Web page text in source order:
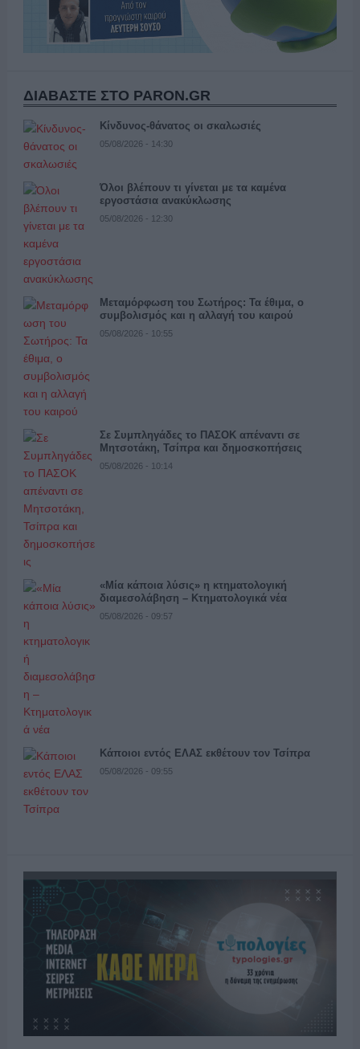
ΔΙΑΒΑΣΤΕ ΣΤΟ PARON.GR
Κίνδυνος-θάνατος οι σκαλωσιές
05/08/2026 - 14:30
Όλοι βλέπουν τι γίνεται με τα καμένα
εργοστάσια ανακύκλωσης
05/08/2026 - 12:30
Μεταμόρφωση του Σωτήρος: Τα έθιμα, ο
συμβολισμός και η αλλαγή του καιρού
05/08/2026 - 10:55
Σε Συμπληγάδες το ΠΑΣΟΚ απέναντι σε
Μητσοτάκη, Τσίπρα και δημοσκοπήσεις
05/08/2026 - 10:14
«Μία κάποια λύσις» η κτηματολογική
διαμεσολάβηση – Κτηματολογικά νέα
05/08/2026 - 09:57
Κάποιοι εντός ΕΛΑΣ εκθέτουν τον Τσίπρα
05/08/2026 - 09:55